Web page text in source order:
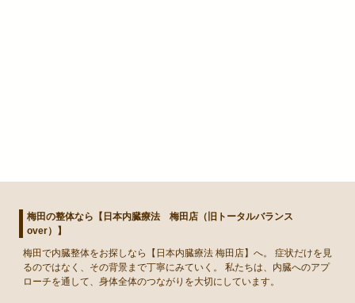
梅田の整体なら【日本内臓療法 梅田店（旧トータルバランス
over）】
梅田で内臓整体をお探しなら【日本内臓療法 梅田店】へ。 症状だけを見
るのではなく、その背景まで丁寧にみていく。 私たちは、内臓へのアプ
ローチを通して、身体全体のつながりを大切にしています。